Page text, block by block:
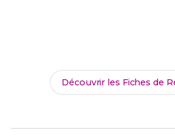
Découvrir les Fiches de